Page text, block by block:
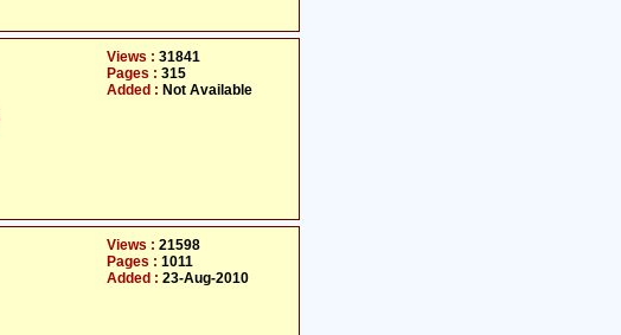
Views : 31841
Pages : 315
Added : Not Available
Views : 21598
Pages : 1011
Added : 23-Aug-2010